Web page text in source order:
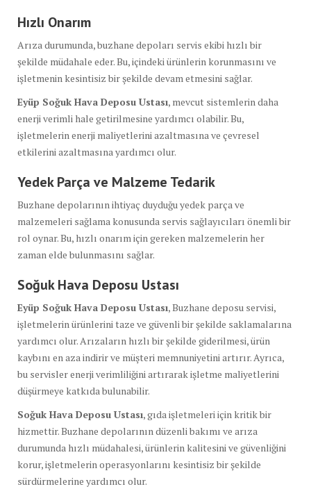
Hızlı Onarım
Arıza durumunda, buzhane depoları servis ekibi hızlı bir
şekilde müdahale eder. Bu, içindeki ürünlerin korunmasını ve
işletmenin kesintisiz bir şekilde devam etmesini sağlar.
Eyüp Soğuk Hava Deposu Ustası, mevcut sistemlerin daha
enerji verimli hale getirilmesine yardımcı olabilir. Bu,
işletmelerin enerji maliyetlerini azaltmasına ve çevresel
etkilerini azaltmasına yardımcı olur.
Yedek Parça ve Malzeme Tedarik
Buzhane depolarının ihtiyaç duyduğu yedek parça ve
malzemeleri sağlama konusunda servis sağlayıcıları önemli bir
rol oynar. Bu, hızlı onarım için gereken malzemelerin her
zaman elde bulunmasını sağlar.
Soğuk Hava Deposu Ustası
Eyüp Soğuk Hava Deposu Ustası, Buzhane deposu servisi,
işletmelerin ürünlerini taze ve güvenli bir şekilde saklamalarına
yardımcı olur. Arızaların hızlı bir şekilde giderilmesi, ürün
kaybını en aza indirir ve müşteri memnuniyetini artırır. Ayrıca,
bu servisler enerji verimliliğini artırarak işletme maliyetlerini
düşürmeye katkıda bulunabilir.
Soğuk Hava Deposu Ustası, gıda işletmeleri için kritik bir
hizmettir. Buzhane depolarının düzenli bakımı ve arıza
durumunda hızlı müdahalesi, ürünlerin kalitesini ve güvenliğini
korur, işletmelerin operasyonlarını kesintisiz bir şekilde
sürdürmelerine yardımcı olur.